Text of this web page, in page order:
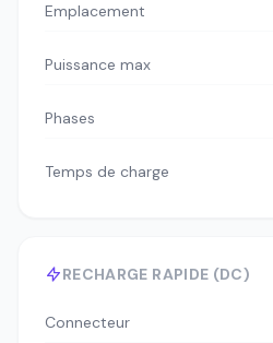
Emplacement
Puissance max
Phases
Temps de charge
RECHARGE RAPIDE (DC)
Connecteur